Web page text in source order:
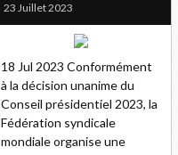
23 Juillet 2023
18 Jul 2023 Conformément
à la décision unanime du
Conseil présidentiel 2023, la
Fédération syndicale
mondiale organise une